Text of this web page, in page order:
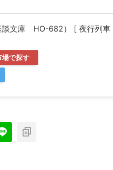
文庫 HO-682） [ 夜行列車
場で探す